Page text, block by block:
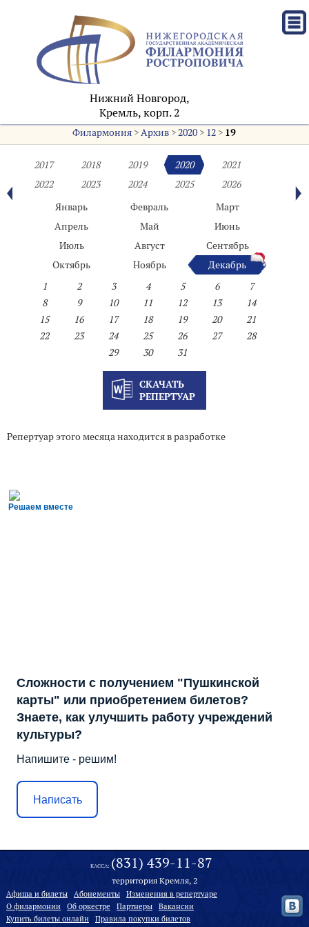
Нижний Новгород,
Кремль, корп. 2
Филармония >Архив >2020 > 12 > 19
2017 2018 2019 2020
2021
2022
2023 2024 2025
2026
Январь
Февраль
Март
Апрель
Май
Июнь
Июль
Август
Сентябрь
Октябрь
Ноябрь
Декабрь
1
2 3 4 5 6
7
8
9 10 11 12 13
14
15
16 17 18 19 20
21
22
23 24 25 26 27
28
29
30 31
СКАЧАТЬ
РЕПЕРТУАР
Репертуар этого месяца находится в разработке
Решаем вместе
Сложности с получением "Пушкинской
карты" или приобретением билетов?
Знаете, как улучшить работу учреждений
культуры?
Напишите - решим!
Написать
КАССА: (831) 439-11-87
территория Кремля, 2
Афиша и билеты Абонементы
Изменения в репертуаре
О филармонии
Oб оркестре Партнеры
Вакансии
Купить билеты онлайн
Правила покупки билетов